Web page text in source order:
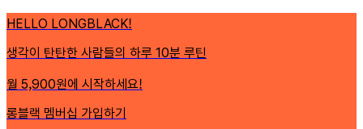
HELLO LONGBLACK!
생각이 탄탄한 사람들의 하루 10분 루틴
월 5,900원에 시작하세요!
롱블랙 멤버십 가입하기